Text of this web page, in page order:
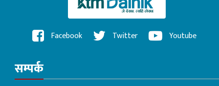
Facebook Twitter Youtube
सम्पर्क